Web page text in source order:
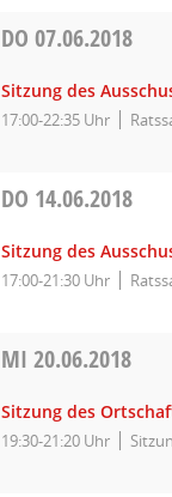
DO07.06.2018
Sitzung des
17:00-22:35 Uhr
DO 14.06.2018
Sitzung des
17:00-21:30 Uhr
MI20.06.2018
Sitzung des
19:30-21:20 Uhr